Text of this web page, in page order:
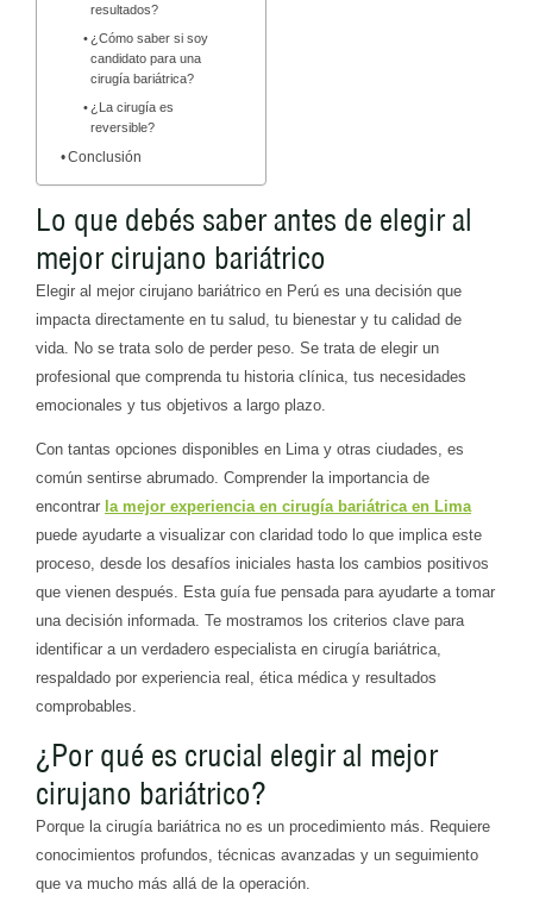
resultados?
¿Cómo saber si soy
candidato para una
cirugía bariátrica?
¿La cirugía es
reversible?
Conclusión
Lo que debés saber antes de elegir al
mejor cirujano bariátrico
Elegir al mejor cirujano bariátrico en Perú es una decisión que
impacta directamente en tu salud, tu bienestar y tu calidad de
vida. No se trata solo de perder peso. Se trata de elegir un
profesional que comprenda tu historia clínica, tus necesidades
emocionales y tus objetivos a largo plazo.
Con tantas opciones disponibles en Lima y otras ciudades, es
común sentirse abrumado. Comprender la importancia de
encontrar la mejor experiencia en cirugía bariátrica en Lima
puede ayudarte a visualizar con claridad todo lo que implica este
proceso, desde los desafíos iniciales hasta los cambios positivos
que vienen después. Esta guía fue pensada para ayudarte a tomar
una decisión informada. Te mostramos los criterios clave para
identificar a un verdadero especialista en cirugía bariátrica,
respaldado por experiencia real, ética médica y resultados
comprobables.
¿Por qué es crucial elegir al mejor
cirujano bariátrico?
Porque la cirugía bariátrica no es un procedimiento más. Requiere
conocimientos profundos, técnicas avanzadas y un seguimiento
que va mucho más allá de la operación.